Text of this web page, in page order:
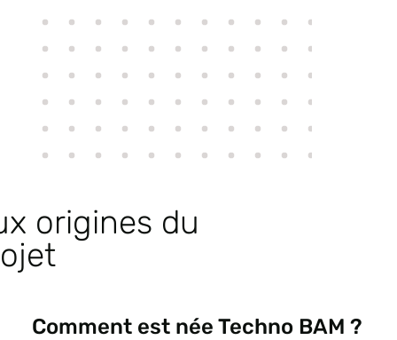
origines du
Comment est née Techno BAM ?